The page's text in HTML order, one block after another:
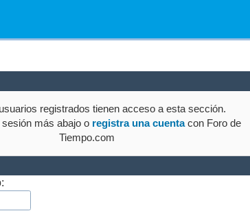
registrados tienen acceso a esta sección.
más abajo o registra una cuentacon Foro de
Tiempo.com